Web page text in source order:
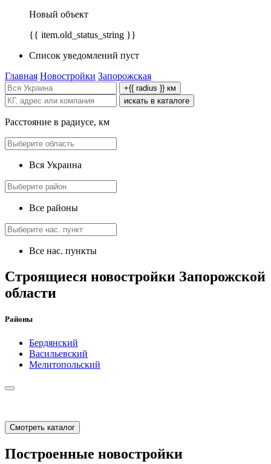
Новый объект
{{ item.old_status_string }}
Список уведомлений пуст
Главная Новостройки Запорожская
+{{ radius }} км
искать в каталоге
Расстояние в радиусе, км
Вся Украина
Все районы
Все нас. пункты
Строящиеся новостройки Запорожской
области
Районы
Бердянский
Васильевский
Мелитопольский
Смотреть каталог
Построенные новостройки